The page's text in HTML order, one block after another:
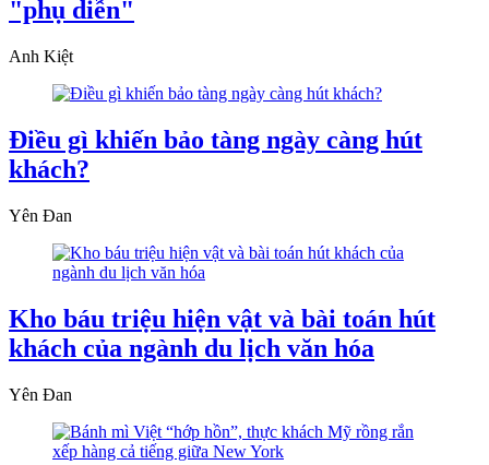
"phụ diễn"
Anh Kiệt
Điều gì khiến bảo tàng ngày càng hút
khách?
Yên Đan
Kho báu triệu hiện vật và bài toán hút
khách của ngành du lịch văn hóa
Yên Đan